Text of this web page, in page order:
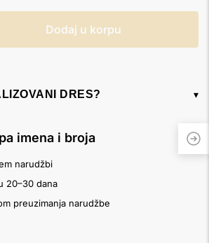
Dodaj u korpu
DRES? ▾
imena i broja
narudžbi
20–30 dana
preuzimanja narudžbe